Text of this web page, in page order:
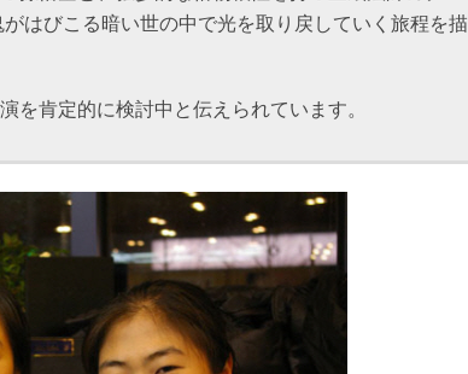
はびこる暗い世の中で光を取り戻していく旅程を描
を肯定的に検討中と伝えられています。